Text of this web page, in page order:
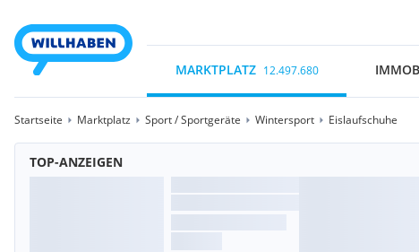
MARKTPLATZ 12.497.680
Startseite Marktplatz Sport / Sportgeräte Wintersport Eislaufschuhe
TOP-ANZEIGEN